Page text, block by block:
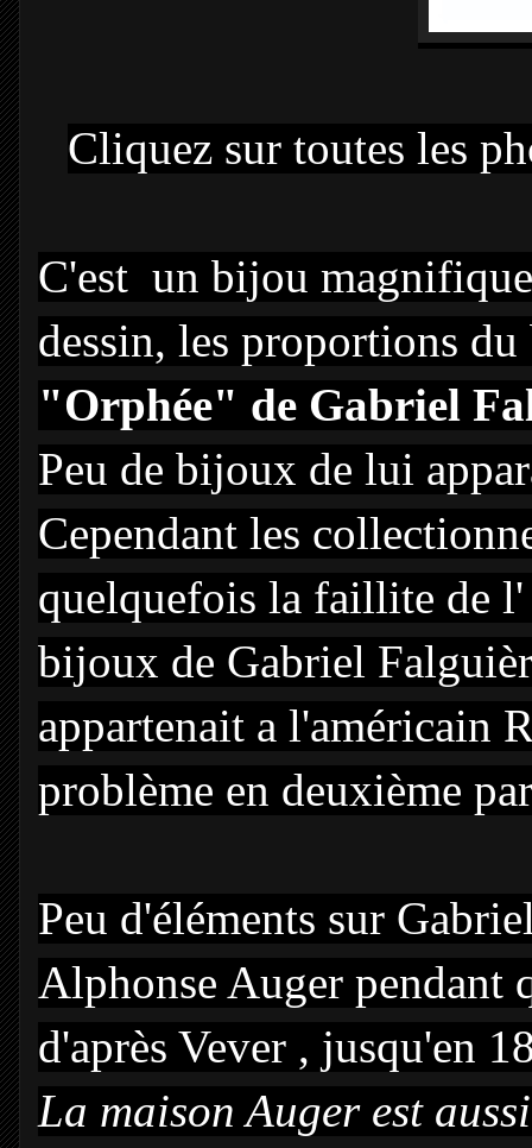
Cliquez sur toutes les
C'est un bijou
dessin, les proportions
"Orphée" de Gabriel
Peu de bijoux de lui
Cependant les
quelquefois la faillite de
bijoux de Gabriel
appartenait a l'américain
problème en deuxième
Peu d'éléments sur
Alphonse Auger pendant
d'après Vever , jusqu'en
La maison Auger est